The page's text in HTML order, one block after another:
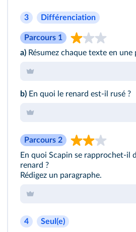
3 Différenciation
Parcours 1
a) Résumez chaque texte en une
b) En quoi le renard est-il rusé ?
Parcours 2
En quoi Scapin se rapprochet-il
renard ?
Rédigez un paragraphe.
4
Seul(e)